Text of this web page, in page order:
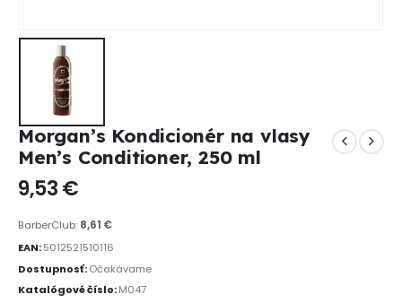
Morgan’s Kondicionér na vlasy
Men’s Conditioner, 250 ml
9,53€
BarberClub: 8,61 €
EAN:5012521510116
Dostupnosť:Očakávame
Katalógové číslo:M047